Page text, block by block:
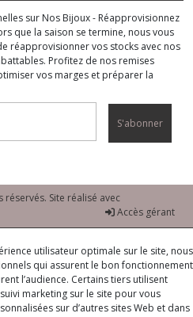
sur Nos Bijoux - Réapprovisionnez
que la saison se termine, nous vous
réapprovisionner vos stocks avec nos
Profitez de nos remises
vos marges et préparer la
S'abonner
réservés. Site réalisé avec
Accès gérant
utilisateur optimale sur le site, nous
qui assurent le bon fonctionnement
l’audience. Certains tiers utilisent
marketing sur le site pour vous
sur d’autres sites Web et dans